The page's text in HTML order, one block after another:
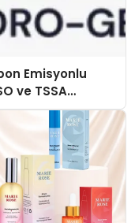
Emisyonlu
ve TSSA